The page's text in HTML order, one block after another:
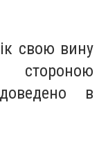
свою вину
в